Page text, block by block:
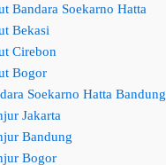
Bandara Soekarno Hatta
Bekasi
Cirebon
Bogor
Soekarno Hatta Bandung
Jakarta
Bandung
Bogor